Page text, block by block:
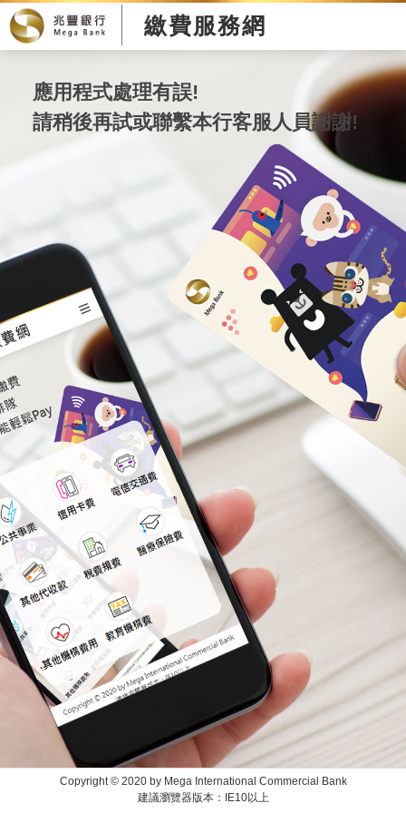
繳費服務網
應用程式處理有誤!
請稍後再試或聯繫本行客服人員謝謝!
Copyright © 2020 by Mega International Commercial Bank
建議瀏覽器版本：IE10以上